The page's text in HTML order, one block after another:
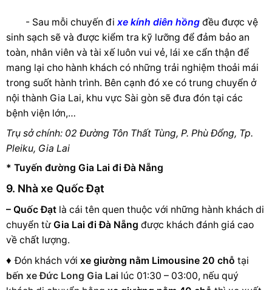
- Sau mỗi chuyến đi xe kính diên hồng đều được vệ
sinh sạch sẽ và được kiểm tra kỹ lưỡng để đảm bảo an
toàn, nhân viên và tài xế luôn vui vẻ, lái xe cẩn thận để
mang lại cho hành khách có những trải nghiệm thoải mái
trong suốt hành trình. Bên cạnh đó xe có trung chuyển ở
nội thành Gia Lai, khu vực Sài gòn sẽ đưa đón tại các
bệnh viện lớn,…
Trụ sở chính: 02 Đường Tôn Thất Tùng, P. Phù Đổng, Tp.
Pleiku, Gia Lai
* Tuyến đường Gia Lai đi Đà Nẵng
9. Nhà xe Quốc Đạt
– Quốc Đạt là cái tên quen thuộc với những hành khách di
chuyển từ Gia Lai đi Đà Nẵng được khách đánh giá cao
về chất lượng.
♦Đón khách với xe giường nằm Limousine 20 chỗ tại
bến xe Đức Long Gia Lai lúc 01:30 – 03:00, nếu quý